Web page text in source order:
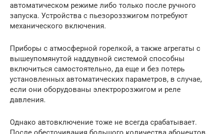
автоматическом режиме либо только после ручного
запуска. Устройства с пьезороззжигом потребуют
механического включения.
Приборы с атмосферной горелкой, а также агрегаты с
вышеупомянутой наддувной системой способны
включиться самостоятельно, да еще и без потерь
установленных автоматических параметров, в случае,
если они оборудованы электророзжигом и реле
давления.
Однако автовключение тоже не всегда срабатывает.